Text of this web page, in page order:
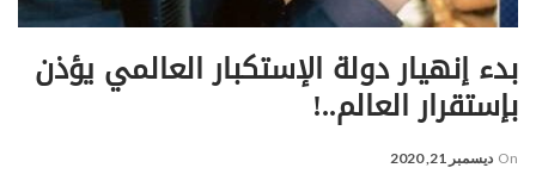
بدء إنهيار دولة الإستكبار العالمي يؤذن
بإستقرار العالم..!
On ديسمبر 21, 2020